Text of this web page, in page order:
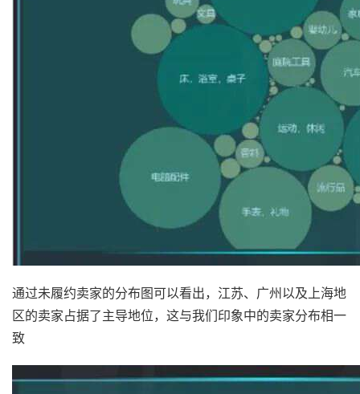
通过未履约卖家的分布图可以看出，江苏、广州以及上海地
区的卖家占据了主导地位，这与我们印象中的卖家分布相一
致